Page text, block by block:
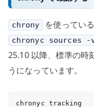
chrony を使ってい
chronyc sources -
25.10 以降、標準の時
うになっています。
chronyc tracking